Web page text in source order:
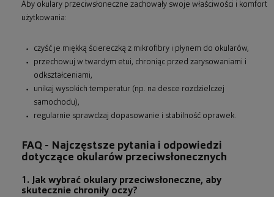
Aby okulary przeciwsłoneczne zachowały swoje właściwości i komfort
użytkowania:
czyść je miękką ściereczką z mikrofibry i płynem do okularów,
przechowuj w twardym etui, chroniąc przed zarysowaniami i
odkształceniami,
unikaj wysokich temperatur (np. na desce rozdzielczej
samochodu),
regularnie sprawdzaj dopasowanie i stabilność oprawek.
FAQ - Najczęstsze pytania i odpowiedzi
dotyczące okularów przeciwsłonecznych
1. Jak wybrać okulary przeciwsłoneczne, aby
skutecznie chroniły oczy?